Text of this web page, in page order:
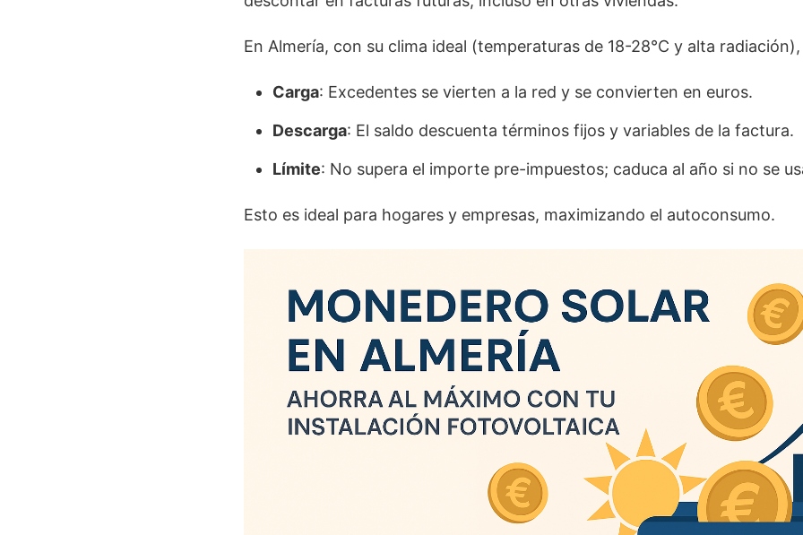
En Almería, con su clima ideal (temperaturas de 18-28°C y alta
Carga: Excedentes se vierten a la red y se convierten en euros.
Descarga: El saldo descuenta términos fijos y variables de la factura.
Límite: No supera el importe pre-impuestos; caduca al año si no se
Esto es ideal para hogares y empresas, maximizando el autoconsumo.